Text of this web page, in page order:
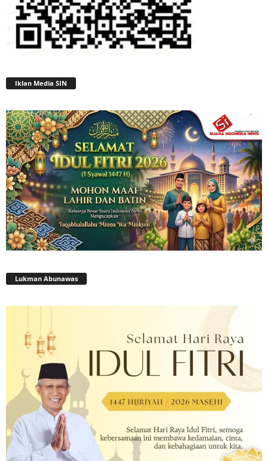
Iklan Media SIN
Lukman Abunawas